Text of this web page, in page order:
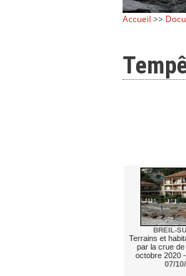
Accueil >>
BREIL-
Terrains et
par la crue
octobre 2020
07/